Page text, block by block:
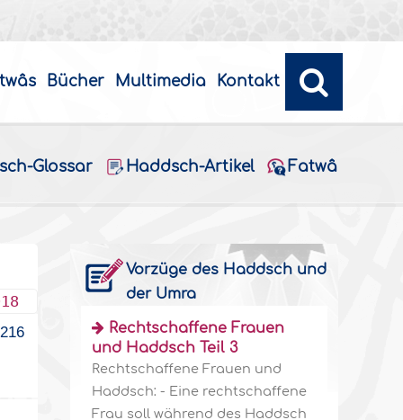
Bücher Multimedia Kontakt
Glossar Haddsch-Artikel Fatwâ
Vorzüge des Haddsch und
der Umra
Rechtschaffene Frauen
und Haddsch Teil 3
Rechtschaffene Frauen und
Haddsch: - Eine rechtschaffene
Frau soll während des Haddsch